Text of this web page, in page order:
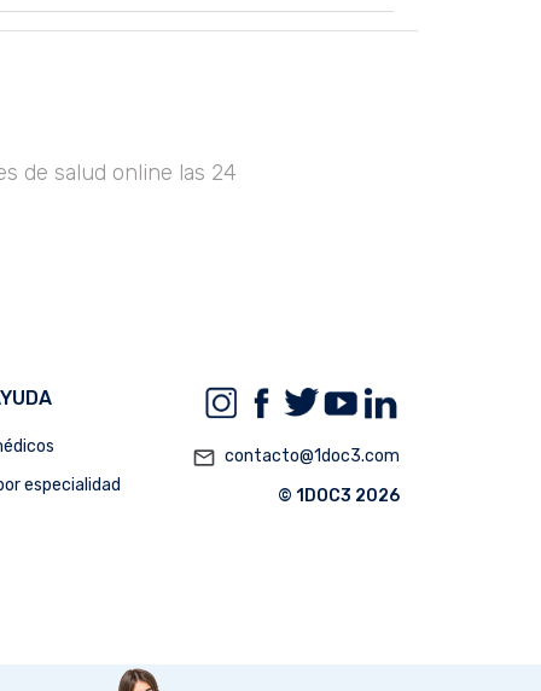
de salud online las 24
especialidad
mail_outline contacto@1doc3.com
© 1DOC3 2026